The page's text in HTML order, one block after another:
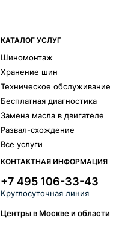
КАТАЛОГ УСЛУГ
Шиномонтаж
Хранение шин
Техническое обслуживание
Бесплатная диагностика
Замена масла в двигателе
Развал-схождение
Все услуги
КОНТАКТНАЯ ИНФОРМАЦИЯ
+7 495 106-33-43
Круглосуточная линия
Центры в Москве и области